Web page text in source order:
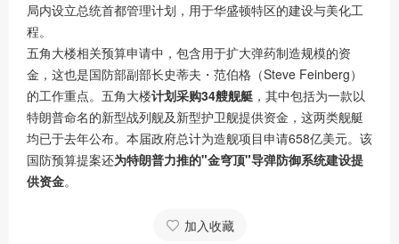
局内设立总统首都管理计划，用于华盛顿特区的建设与美化工
程。
五角大楼相关预算申请中，包含用于扩大弹药制造规模的资
金，这也是国防部副部长史蒂夫・范伯格（Steve Feinberg）
的工作重点。五角大楼计划采购34艘舰艇 ，其中包括为一款以
特朗普命名的新型战列舰及新型护卫舰提供资金，这两类舰艇
均已于去年公布。本届政府总计为造舰项目申请658亿美元。该
国防预算提案还为特朗普力推的"金穹顶"导弹防御系统建设提
供资金。
加入收藏